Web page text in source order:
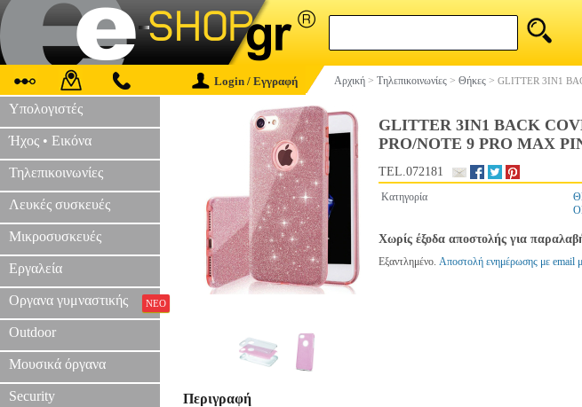
Login / Εγγραφή Αρχική > Τηλεπικοινωνίες > Θήκες > GLITTER 3IN1
Υπολογιστές
Ήχος • Εικόνα
Τηλεπικοινωνίες
Λευκές συσκευές
Μικροσυσκευές
Εργαλεία
Οργανα γυμναστικής ΝΕΟ
Outdoor
Μουσικά όργανα
Security
GLITTER 3IN1 BACK
PRO/NOTE 9 PRO MAX
TEL.072181
Κατηγορία
Χωρίς έξοδα αποστολής για
Εξαντλημένο. Αποστολή ενημέρωσης με email
Περιγραφή